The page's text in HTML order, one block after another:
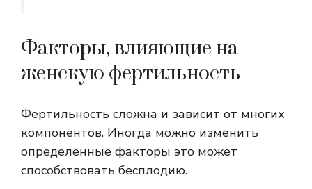
Факторы, влияющие на
женскую фертильность
Фертильность сложна и зависит от многих
компонентов. Иногда можно изменить
определенные факторы это может
способствовать бесплодию.